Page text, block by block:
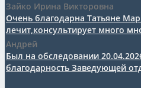
Зайко Ирина Викторовна
Очень благодарна Татьяне
лечит,консультирует много
Андрей
Был на обследовании
благодарность Заведующей